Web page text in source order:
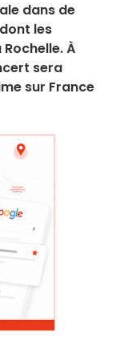
dans de
les
À
sera
sur France